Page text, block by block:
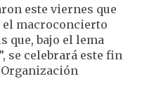
este viernes que
el macroconcierto
que, bajo el lema
se celebrará este fin
Organización